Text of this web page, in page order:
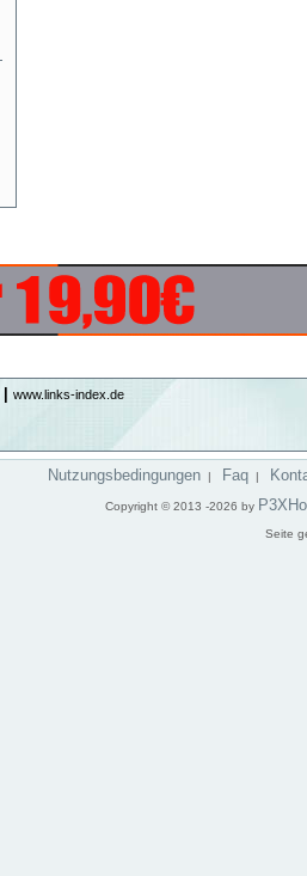
www.links-index.de
Nutzungsbedingungen | Faq |
Copyright © 2013 -2026 by
Seite